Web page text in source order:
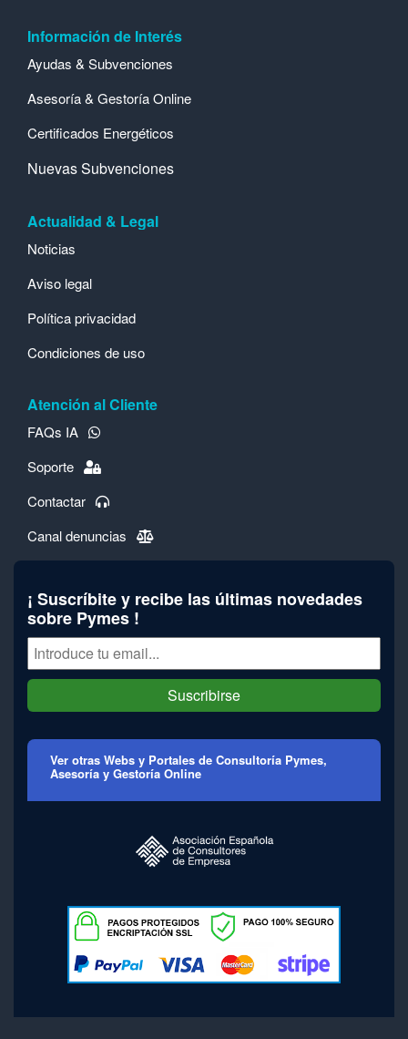
Información de Interés
Ayudas & Subvenciones
Asesoría & Gestoría Online
Certificados Energéticos
Nuevas Subvenciones
Actualidad & Legal
Noticias
Aviso legal
Política privacidad
Condiciones de uso
Atención al Cliente
FAQs IA
Soporte
Contactar
Canal denuncias
¡ Suscríbite y recibe las últimas novedades
sobre Pymes !
Suscribirse
Ver otras Webs y Portales de Consultoría Pymes,
Asesoría y Gestoría Online